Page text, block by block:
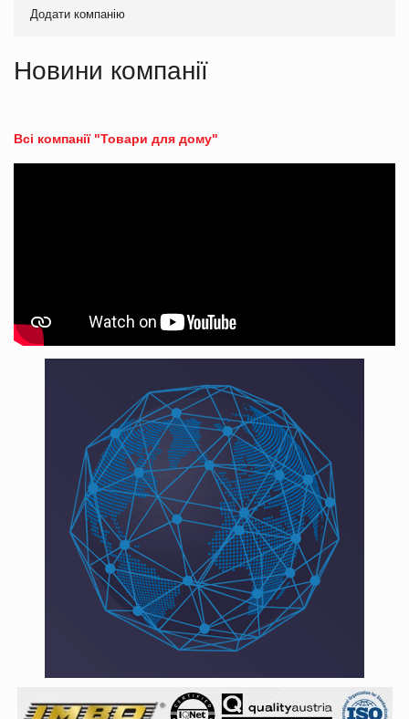
Додати компанію
Новини компанії
Всі компанії "Товари для дому"